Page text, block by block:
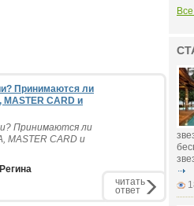
Принимаются ли
MASTER CARD и
Принимаются ли
MASTER CARD и
читать
ответ